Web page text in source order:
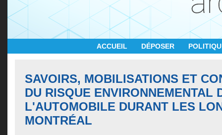
ACCUEIL DÉPOSER
SAVOIRS, MOBILISATIONS ET
DU RISQUE ENVIRONNEMENTAL
L'AUTOMOBILE DURANT LES
MONTRÉAL